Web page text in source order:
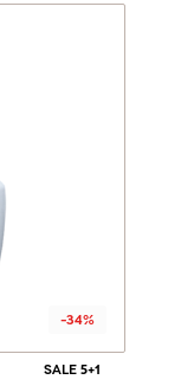
-34%
SALE 5+1